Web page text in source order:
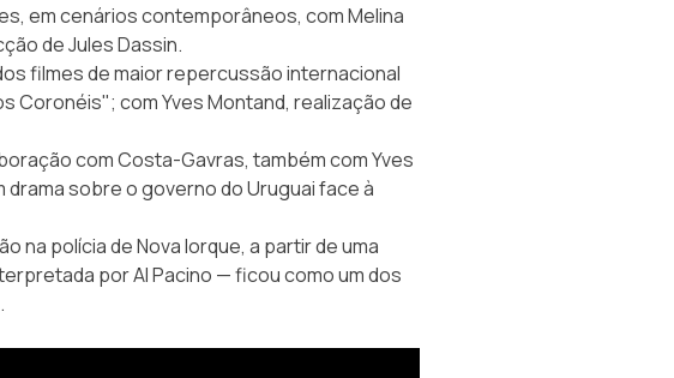
em cenários contemporâneos, com Melina
de Jules Dassin.
filmes de maior repercussão internacional
Coronéis"; com Yves Montand, realização de
com Costa-Gavras, também com Yves
sobre o governo do Uruguai face à
na polícia de Nova Iorque, a partir de uma
por Al Pacino — ficou como um dos